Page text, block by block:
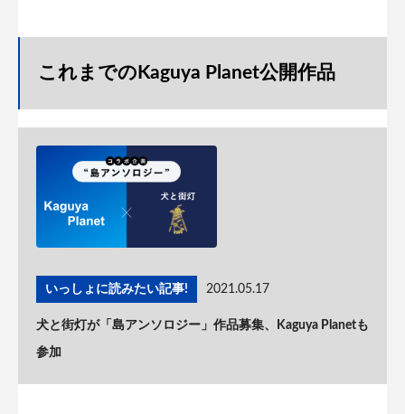
これまでのKaguya Planet公開作品
いっしょに読みたい記事! 2021.05.17
犬と街灯が「島アンソロジー」作品募集、Kaguya Planetも
参加